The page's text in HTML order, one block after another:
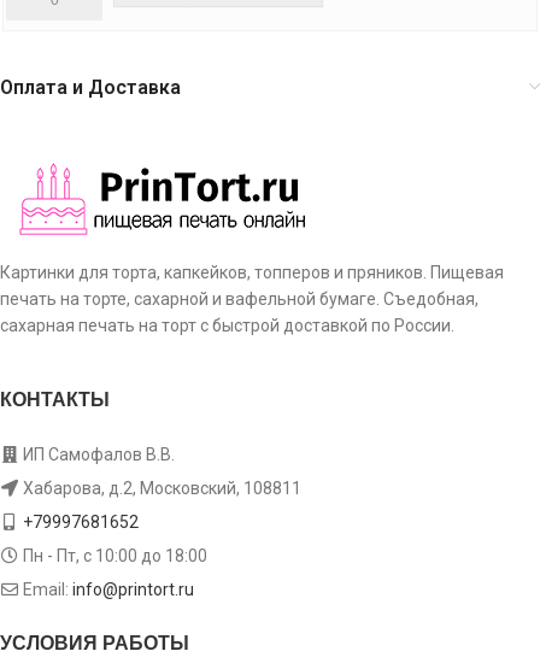
Оплата и Доставка
Картинки для торта, капкейков, топперов и пряников. Пищевая
печать на торте, сахарной и вафельной бумаге. Съедобная,
сахарная печать на торт с быстрой доставкой по России.
КОНТАКТЫ
ИП Самофалов В.В.
Хабарова, д.2, Московский, 108811
+79997681652
Пн - Пт, с 10:00 до 18:00
Email: info@printort.ru
УСЛОВИЯ РАБОТЫ